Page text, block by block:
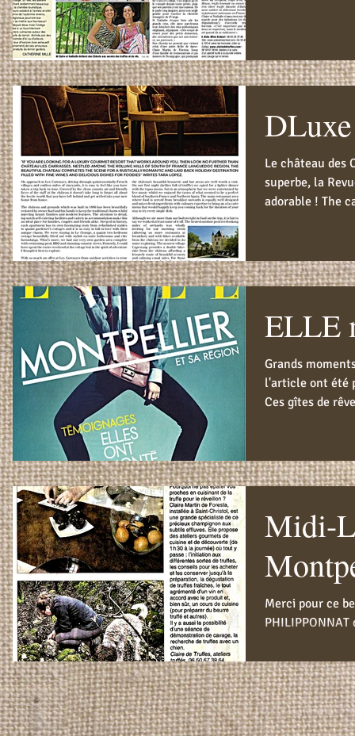
Le château des
superbe, la
adorable ! The
ELLE
Grands
l'article ont été
Ces gîtes de
Midi-
Merci pour ce